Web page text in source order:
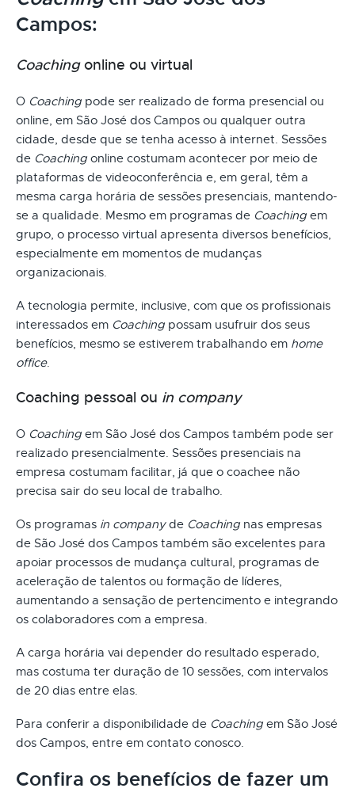
Campos:
Coachingonline ou virtual
O Coaching pode ser realizado de forma presencial ou
online, em São José dos Campos ou qualquer outra
cidade, desde que se tenha acesso à internet. Sessões
de Coaching online costumam acontecer por meio de
plataformas de videoconferência e, em geral, têm a
mesma carga horária de sessões presenciais, mantendo-
se a qualidade. Mesmo em programas de Coaching em
grupo, o processo virtual apresenta diversos benefícios,
especialmente em momentos de mudanças
organizacionais.
A tecnologia permite, inclusive, com que os profissionais
interessados em Coaching possam usufruir dos seus
benefícios, mesmo se estiverem trabalhando em home
office.
Coaching pessoal ou in company
O Coaching em São José dos Campos também pode ser
realizado presencialmente. Sessões presenciais na
empresa costumam facilitar, já que o coachee não
precisa sair do seu local de trabalho.
Os programas in companyde Coaching nas empresas
de São José dos Campos também são excelentes para
apoiar processos de mudança cultural, programas de
aceleração de talentos ou formação de líderes,
aumentando a sensação de pertencimento e integrando
os colaboradores com a empresa.
A carga horária vai depender do resultado esperado,
mas costuma ter duração de 10 sessões, com intervalos
de 20 dias entre elas.
Para conferir a disponibilidade de Coaching em São José
dos Campos, entre em contato conosco.
Confira os benefícios de fazer um